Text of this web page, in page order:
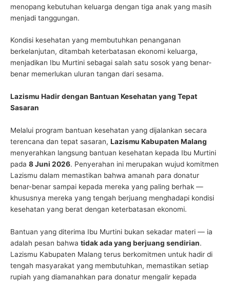
menopang kebutuhan keluarga dengan tiga anak yang masih
menjadi tanggungan.
Kondisi kesehatan yang membutuhkan penanganan
berkelanjutan, ditambah keterbatasan ekonomi keluarga,
menjadikan Ibu Murtini sebagai salah satu sosok yang benar-
benar memerlukan uluran tangan dari sesama.
Lazismu Hadir dengan Bantuan Kesehatan yang Tepat
Sasaran
Melalui program bantuan kesehatan yang dijalankan secara
terencana dan tepat sasaran, Lazismu Kabupaten Malang
menyerahkan langsung bantuan kesehatan kepada Ibu Murtini
pada 8 Juni 2026. Penyerahan ini merupakan wujud komitmen
Lazismu dalam memastikan bahwa amanah para donatur
benar-benar sampai kepada mereka yang paling berhak —
khususnya mereka yang tengah berjuang menghadapi kondisi
kesehatan yang berat dengan keterbatasan ekonomi.
Bantuan yang diterima Ibu Murtini bukan sekadar materi — ia
adalah pesan bahwa tidak ada yang berjuang sendirian.
Lazismu Kabupaten Malang terus berkomitmen untuk hadir di
tengah masyarakat yang membutuhkan, memastikan setiap
rupiah yang diamanahkan para donatur mengalir kepada